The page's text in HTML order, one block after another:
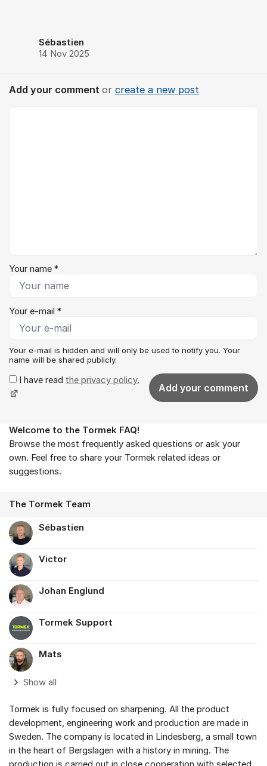
Sébastien
14 Nov 2025
Add your comment or create a new post
Your name *
Your e-mail *
Your e-mail is hidden and will only be used to notify you. Your
name will be shared publicly.
I have read the privacy policy.
Add your comment
About the forum
Welcome to the Tormek FAQ!
Browse the most frequently asked questions or ask your
own. Feel free to share your Tormek related ideas or
suggestions.
The Tormek Team
Sébastien
Victor
Johan Englund
Tormek Support
Mats
Show all
Tormek is fully focused on sharpening. All the product
development, engineering work and production are made in
Sweden. The company is located in Lindesberg, a small town
in the heart of Bergslagen with a history in mining. The